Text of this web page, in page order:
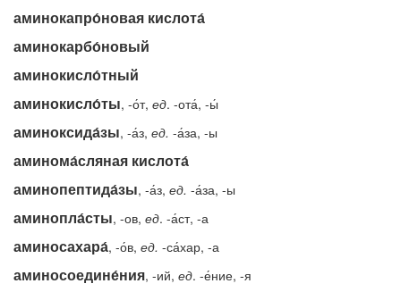
аминокапро́новая кислота́
аминокарбо́новый
аминокисло́тный
аминокисло́ты, -о́т, ед. -ота́, -ы́
аминоксида́зы, -а́з, ед. -а́за, -ы
аминома́сляная кислота́
аминопептида́зы, -а́з, ед. -а́за, -ы
аминопла́сты, -ов, ед. -а́ст, -а
аминосахара́, -о́в, ед. -са́хар, -а
аминосоедине́ния, -ий, ед. -е́ние, -я